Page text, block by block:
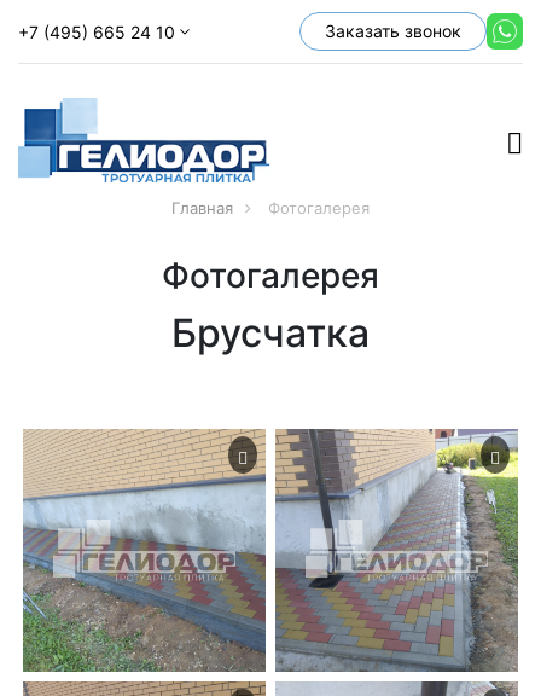
+7 (495) 665 24 10 Заказать звонок
Главная Фотогалерея
Фотогалерея
Брусчатка